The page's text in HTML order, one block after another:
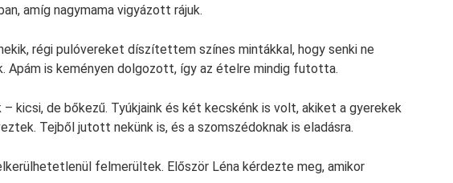
amíg nagymama vigyázott rájuk.
régi pulóvereket díszítettem színes mintákkal, hogy senki ne
Apám is keményen dolgozott, így az ételre mindig futotta.
kicsi, de bőkezű. Tyúkjaink és két kecskénk is volt, akiket a gyerekek
Tejből jutott nekünk is, és a szomszédoknak is eladásra.
felmerültek. Először Léna kérdezte meg, amikor